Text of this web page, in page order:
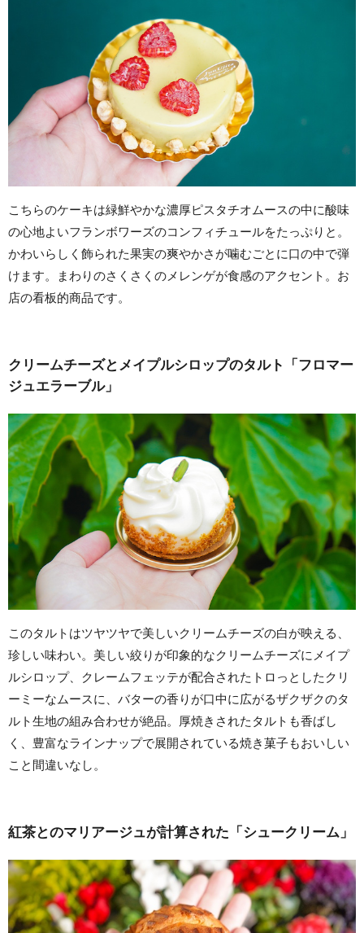
こちらのケーキは緑鮮やかな濃厚ピスタチオムースの中に酸味
の心地よいフランボワーズのコンフィチュールをたっぷりと。
かわいらしく飾られた果実の爽やかさが噛むごとに口の中で弾
けます。まわりのさくさくのメレンゲが食感のアクセント。お
店の看板的商品です。
クリームチーズとメイプルシロップのタルト「フロマー
ジュエラーブル」
このタルトはツヤツヤで美しいクリームチーズの白が映える、
珍しい味わい。美しい絞りが印象的なクリームチーズにメイプ
ルシロップ、クレームフェッテが配合されたトロっとしたクリ
ーミーなムースに、バターの香りが口中に広がるザクザクのタ
ルト生地の組み合わせが絶品。厚焼きされたタルトも香ばし
く、豊富なラインナップで展開されている焼き菓子もおいしい
こと間違いなし。
紅茶とのマリアージュが計算された「シュークリーム」